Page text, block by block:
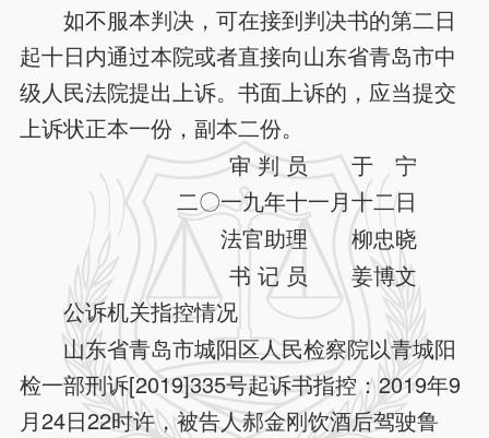
如不服本判决，可在接到判决书的第二日
起十日内通过本院或者直接向山东省青岛市中
级人民法院提出上诉。书面上诉的，应当提交
上诉状正本一份，副本二份。
审 判 员 于 宁
二〇一九年十一月十二日
法官助理 柳忠晓
书 记 员 姜博文
公诉机关指控情况
山东省青岛市城阳区人民检察院以青城阳
检一部刑诉[2019]335号起诉书指控：2019年9
月24日22时许，被告人郝金刚饮酒后驾驶鲁